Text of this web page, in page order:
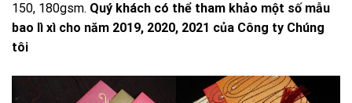
150, 180gsm. Quý khách có thể tham khảo một số mẫu
bao lì xì cho năm 2019, 2020, 2021 của Công ty Chúng
tôi